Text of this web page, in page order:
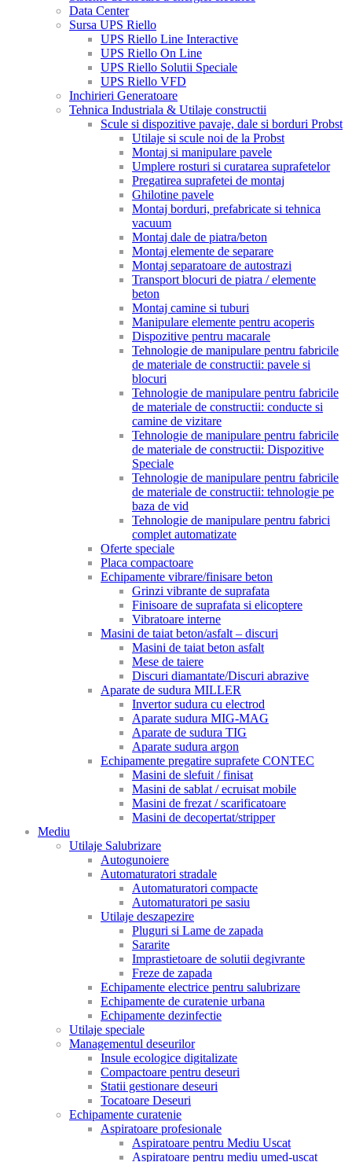
Data Center
Sursa UPS Riello
UPS Riello Line Interactive
UPS Riello On Line
UPS Riello Solutii Speciale
UPS Riello VFD
Inchirieri Generatoare
Tehnica Industriala & Utilaje constructii
Scule si dispozitive pavaje, dale si borduri Probst
Utilaje si scule noi de la Probst
Montaj si manipulare pavele
Umplere rosturi si curatarea suprafetelor
Pregatirea suprafetei de montaj
Ghilotine pavele
Montaj borduri, prefabricate si tehnica
vacuum
Montaj dale de piatra/beton
Montaj elemente de separare
Montaj separatoare de autostrazi
Transport blocuri de piatra / elemente
beton
Montaj camine si tuburi
Manipulare elemente pentru acoperis
Dispozitive pentru macarale
Tehnologie de manipulare pentru fabricile
de materiale de constructii: pavele si
blocuri
Tehnologie de manipulare pentru fabricile
de materiale de constructii: conducte si
camine de vizitare
Tehnologie de manipulare pentru fabricile
de materiale de constructii: Dispozitive
Speciale
Tehnologie de manipulare pentru fabricile
de materiale de constructii: tehnologie pe
baza de vid
Tehnologie de manipulare pentru fabrici
complet automatizate
Oferte speciale
Placa compactoare
Echipamente vibrare/finisare beton
Grinzi vibrante de suprafata
Finisoare de suprafata si elicoptere
Vibratoare interne
Masini de taiat beton/asfalt – discuri
Masini de taiat beton asfalt
Mese de taiere
Discuri diamantate/Discuri abrazive
Aparate de sudura MILLER
Invertor sudura cu electrod
Aparate sudura MIG-MAG
Aparate de sudura TIG
Aparate sudura argon
Echipamente pregatire suprafete CONTEC
Masini de slefuit / finisat
Masini de sablat / ecruisat mobile
Masini de frezat / scarificatoare
Masini de decopertat/stripper
Mediu
Utilaje Salubrizare
Autogunoiere
Automaturatori stradale
Automaturatori compacte
Automaturatori pe sasiu
Utilaje deszapezire
Pluguri si Lame de zapada
Sararite
Imprastietoare de solutii degivrante
Freze de zapada
Echipamente electrice pentru salubrizare
Echipamente de curatenie urbana
Echipamente dezinfectie
Utilaje speciale
Managementul deseurilor
Insule ecologice digitalizate
Compactoare pentru deseuri
Statii gestionare deseuri
Tocatoare Deseuri
Echipamente curatenie
Aspiratoare profesionale
Aspiratoare pentru Mediu Uscat
Aspiratoare pentru mediu umed-uscat